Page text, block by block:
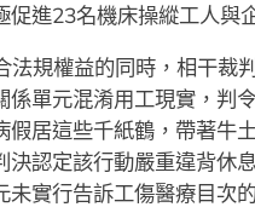
促進23名機床操縱工人與
法規權益的同時，相干裁
係單元混淆用工現實，判
假居這些千紙鶴，帶著牛
決認定該行動嚴重違背休
未實行告訴工傷醫療目次